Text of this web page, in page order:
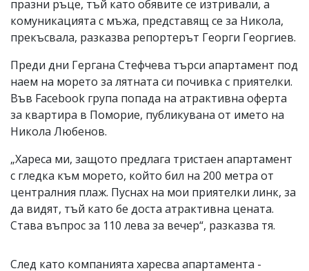
празни ръце, тъй като обявите се изтривали, а
комуникацията с мъжа, представящ се за Никола,
прекъсвала, разказва репортерът Георги Георгиев.
Преди дни Гергана Стефчева търси апартамент под
наем на морето за лятната си почивка с приятелки.
Във Facebook група попада на атрактивна оферта
за квартира в Поморие, публикувана от името на
Никола Любенов.
„Хареса ми, защото предлага тристаен апартамент
с гледка към морето, който бил на 200 метра от
централния плаж. Пуснах на мои приятелки линк, за
да видят, тъй като бе доста атрактивна цената.
Става въпрос за 110 лева за вечер“, разказва тя.
След като компанията харесва апартамента -